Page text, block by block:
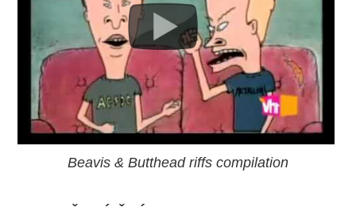
Beavis & Butthead riffs compilation